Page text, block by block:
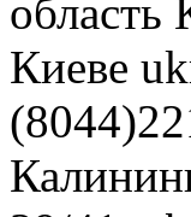
область
Киеве